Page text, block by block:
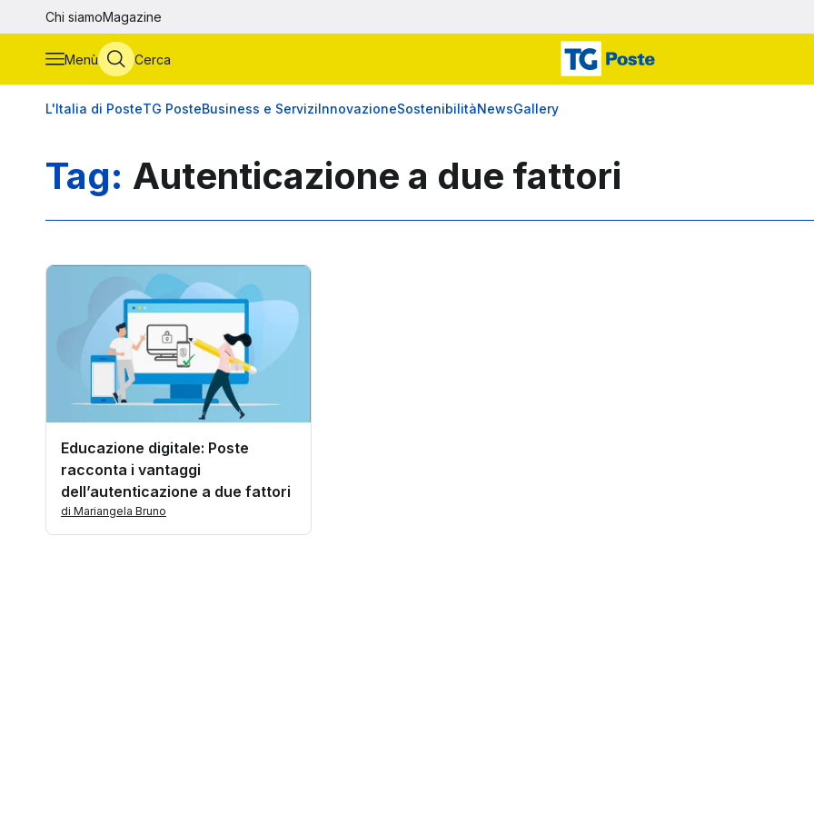
Vai al contenuto principale
Chi siamoMagazine
Menù Cerca
L'Italia di PosteTG PosteBusiness e ServiziInnovazioneSostenibilitàNewsGallery
Tag: Autenticazione a due fattori
Educazione digitale: Poste
racconta i vantaggi
dell’autenticazione a due fattori
di Mariangela Bruno